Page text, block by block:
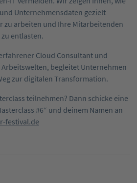
Unternehmensdaten gezielt
zu arbeiten und Ihre Mitarbeitenden
entlasten.
Cloud Consultant und
begleitet Unternehmen
zur digitalen Transformation.
teilnehmen? Dann schicke eine
#6“ und deinem Namen an
festival.de